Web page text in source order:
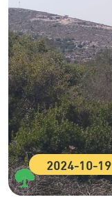
2024-10-19